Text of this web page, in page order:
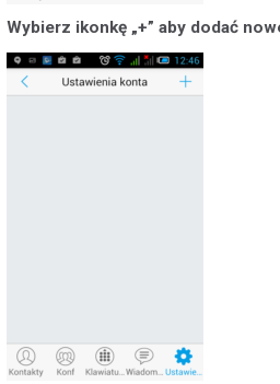
Wybierz ikonkę „+” aby dodać